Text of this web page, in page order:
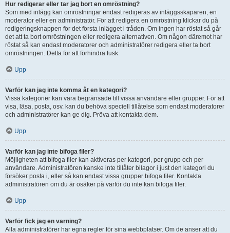
Hur redigerar eller tar jag bort en omröstning?
Som med inlägg kan omröstningar endast redigeras av inläggsskaparen, en
moderator eller en administratör. För att redigera en omröstning klickar du på
redigeringsknappen för det första inlägget i tråden. Om ingen har röstat så går
det att ta bort omröstningen eller redigera alternativen. Om någon däremot har
röstat så kan endast moderatorer och administratörer redigera eller ta bort
omröstningen. Detta för att förhindra fusk.
Upp
Varför kan jag inte komma åt en kategori?
Vissa kategorier kan vara begränsade till vissa användare eller grupper. För att
visa, läsa, posta, osv. kan du behöva speciell tillåtelse som endast moderatorer
och administratörer kan ge dig. Pröva att kontakta dem.
Upp
Varför kan jag inte bifoga filer?
Möjligheten att bifoga filer kan aktiveras per kategori, per grupp och per
användare. Administratören kanske inte tillåter bilagor i just den kategori du
försöker posta i, eller så kan endast vissa grupper bifoga filer. Kontakta
administratören om du är osäker på varför du inte kan bifoga filer.
Upp
Varför fick jag en varning?
Alla administratörer har egna regler för sina webbplatser. Om de anser att du